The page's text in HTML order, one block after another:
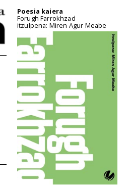
Poesia kaiera
Forugh Farrokhzad
itzulpena: Miren Agur Meabe